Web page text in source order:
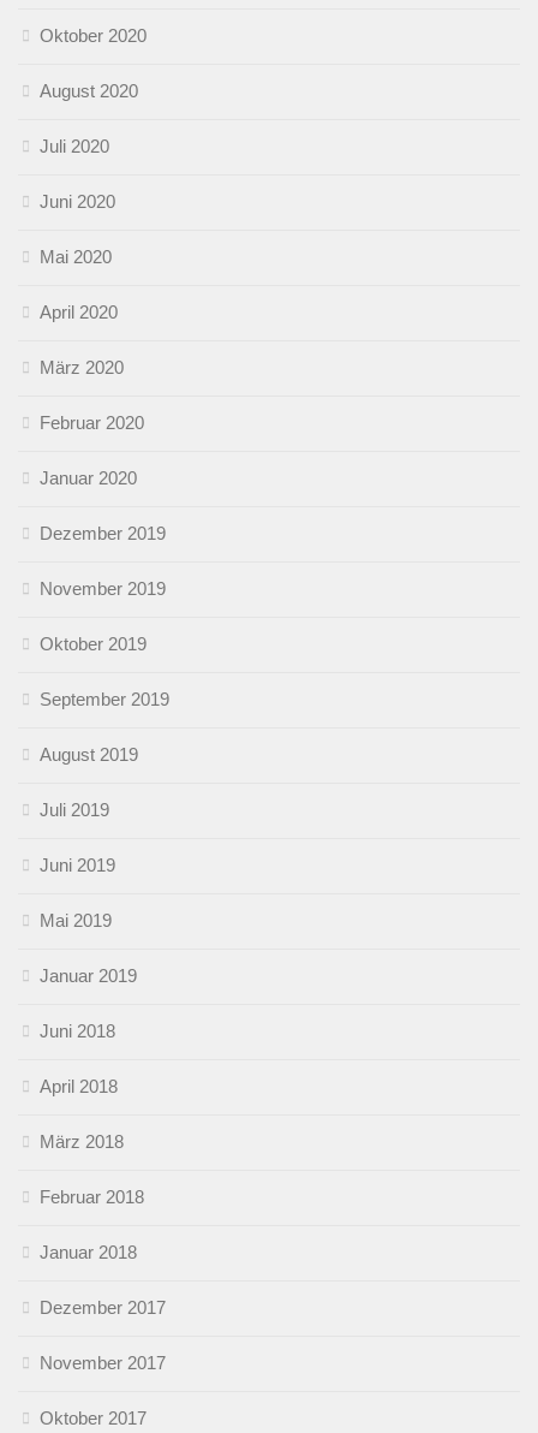
Oktober 2020
August 2020
Juli 2020
Juni 2020
Mai 2020
April 2020
März 2020
Februar 2020
Januar 2020
Dezember 2019
November 2019
Oktober 2019
September 2019
August 2019
Juli 2019
Juni 2019
Mai 2019
Januar 2019
Juni 2018
April 2018
März 2018
Februar 2018
Januar 2018
Dezember 2017
November 2017
Oktober 2017